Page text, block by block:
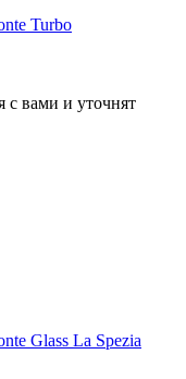
Turbo
с вами и уточнят
Glass La Spezia